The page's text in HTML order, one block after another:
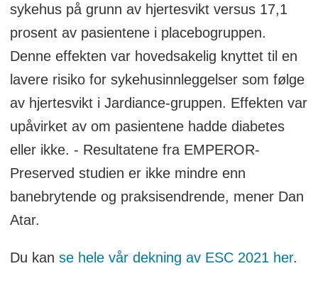
sykehus på grunn av hjertesvikt versus 17,1
prosent av pasientene i placebogruppen.
Denne effekten var hovedsakelig knyttet til en
lavere risiko for sykehusinnleggelser som følge
av hjertesvikt i Jardiance-gruppen. Effekten var
upåvirket av om pasientene hadde diabetes
eller ikke. - Resultatene fra EMPEROR-
Preserved studien er ikke mindre enn
banebrytende og praksisendrende, mener Dan
Atar.
Du kan se hele vår dekning av ESC 2021 her.